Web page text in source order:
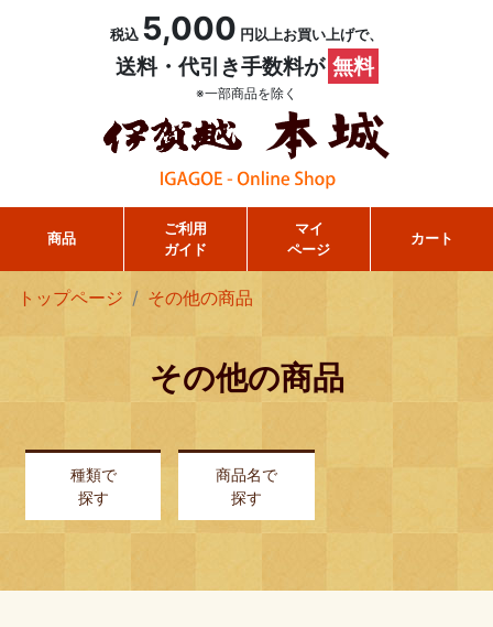
税込 5,000 円以上お買い上げで、
送料・代引き手数料が 無料
※一部商品を除く
商品
ご利用
ガイド
マイ
ページ
カート
トップページ その他の商品
その他の商品
種類で
探す
商品名で
探す